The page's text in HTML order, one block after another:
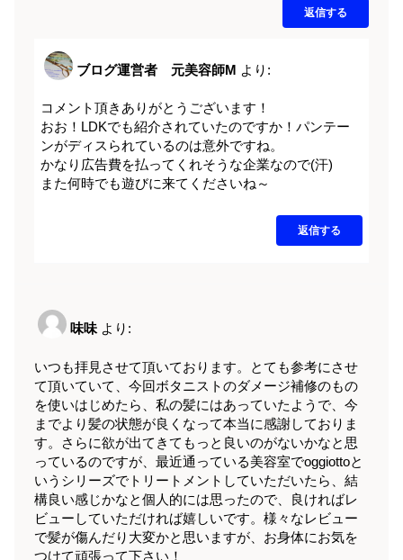
返信する
ブログ運営者 元美容師M より:
コメント頂きありがとうございます！
おお！LDKでも紹介されていたのですか！パンテー
ンがディスられているのは意外ですね。
かなり広告費を払ってくれそうな企業なので(汗)
また何時でも遊びに来てくださいね～
返信する
味味 より:
いつも拝見させて頂いております。とても参考にさせ
て頂いていて、今回ボタニストのダメージ補修のもの
を使いはじめたら、私の髪にはあっていたようで、今
までより髪の状態が良くなって本当に感謝しておりま
す。さらに欲が出てきてもっと良いのがないかなと思
っているのですが、最近通っている美容室でoggiottoと
いうシリーズでトリートメントしていただいたら、結
構良い感じかなと個人的には思ったので、良ければレ
ビューしていただければ嬉しいです。様々なレビュー
で髪が傷んだり大変かと思いますが、お身体にお気を
つけて頑張って下さい！